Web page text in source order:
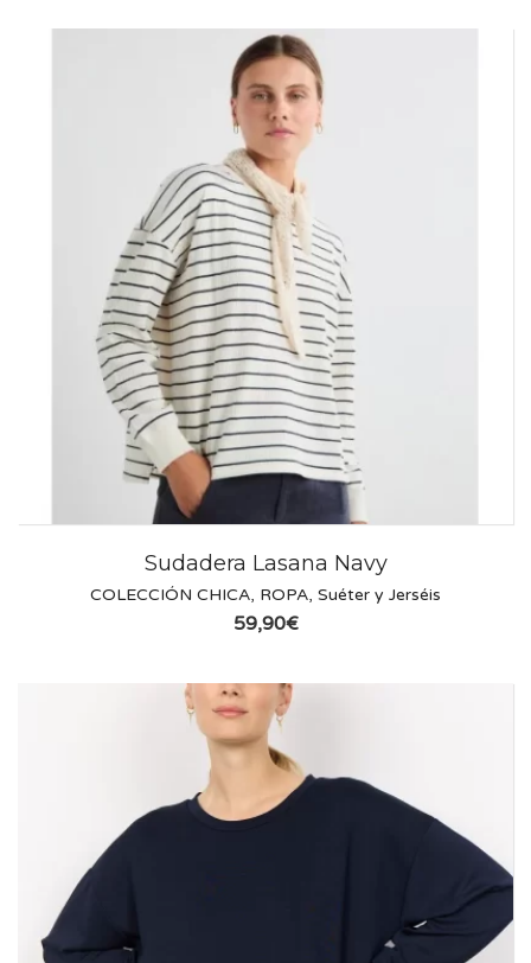
Sudadera Lasana Navy
COLECCIÓN CHICA, ROPA, Suéter y Jerséis
59,90€